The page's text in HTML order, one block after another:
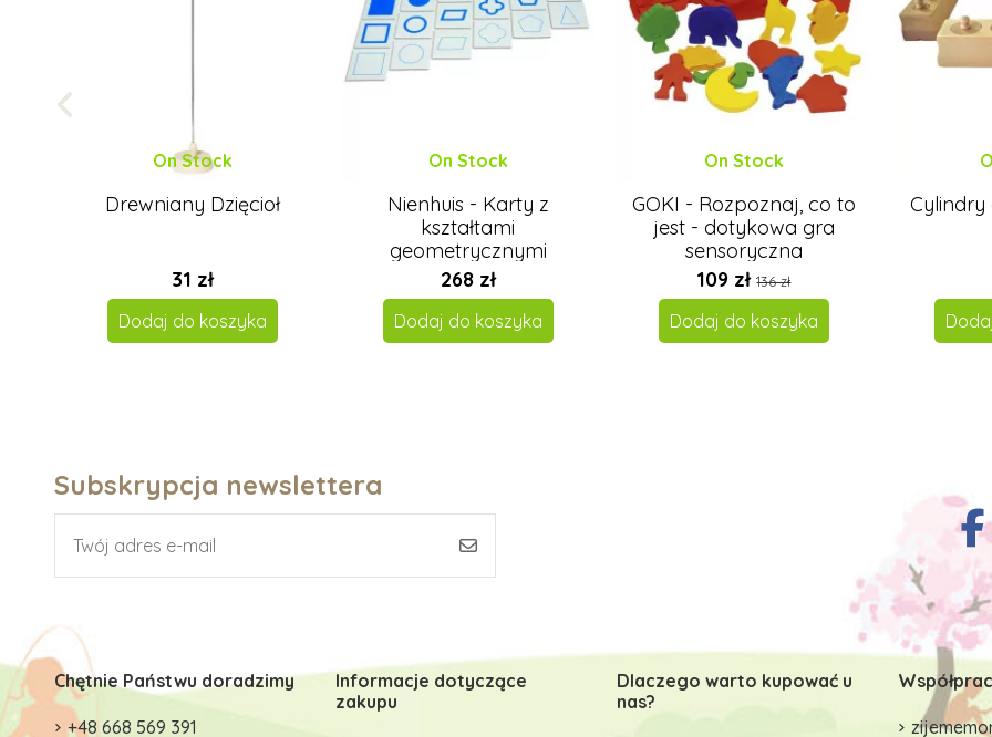
On Stock
Drewniany Dzięcioł
31 zł
Dodaj do koszyka
On Stock
Nienhuis - Karty z
kształtami
geometrycznymi
268 zł
Dodaj do koszyka
On Stock
GOKI - Rozpoznaj, co to
jest - dotykowa gra
sensoryczna
109 zł136 zł
Dodaj do koszyka
Cylindry
Subskrypcja newslettera
Chętnie Państwu doradzimy
+48 668 569 391
Informacje dotyczące
zakupu
Dlaczego warto kupować u
nas?